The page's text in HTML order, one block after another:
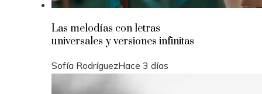
Las melodías con letras
universales y versiones infinitas
Sofía RodríguezHace 3 días